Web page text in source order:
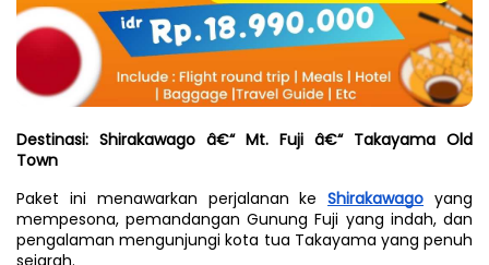
Destinasi: Shirakawago â€“ Mt. Fuji â€“ Takayama Old
Town
Paket ini menawarkan perjalanan ke Shirakawago yang
mempesona, pemandangan Gunung Fuji yang indah, dan
pengalaman mengunjungi kota tua Takayama yang penuh